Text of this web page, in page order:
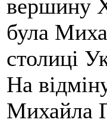
вершину
була
столиці
На
Михайла